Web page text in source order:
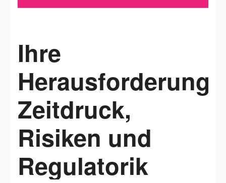
Ihre
Herausforderung:
Zeitdruck,
Risiken und
Regulatorik